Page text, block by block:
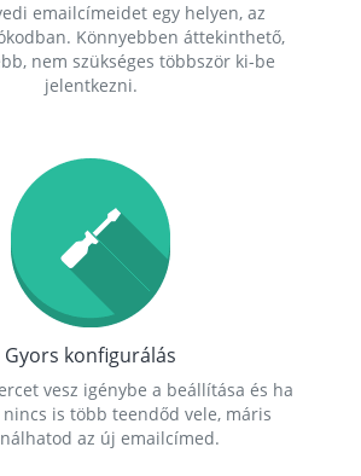
emailcímeidet egy helyen, az
Könnyebben áttekinthető,
nem szükséges többször ki-be
jelentkezni.
Gyors konfigurálás
vesz igénybe a beállítása és ha
is több teendőd vele, máris
az új emailcímed.